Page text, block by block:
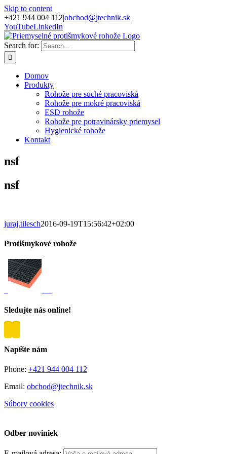
Skip to content
+421 944 004 112|obchod@jtechnik.sk
YouTubeLinkedIn
Search for:
Domov
Produkty
Rohože pre suché pracoviská
Rohože pre mokré pracoviská
ESD rohože
Rohože pre potravinársky priemysel
Hygienické rohože
Kontakt
nsf
nsf
juraj.tilesch2016-09-19T15:56:42+02:00
Protišmykové rohože
Sledujte nás online!
Napíšte nám
Phone: +421 944 004 112
Email: obchod@jtechnik.sk
Súbory cookies
Odber noviniek